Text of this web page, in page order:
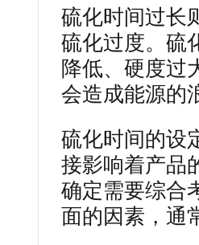
硫化时间过长
硫化过度。硫
降低、硬度过
会造成能源的
硫化时间的设
接影响着产品
确定需要综合
面的因素，通